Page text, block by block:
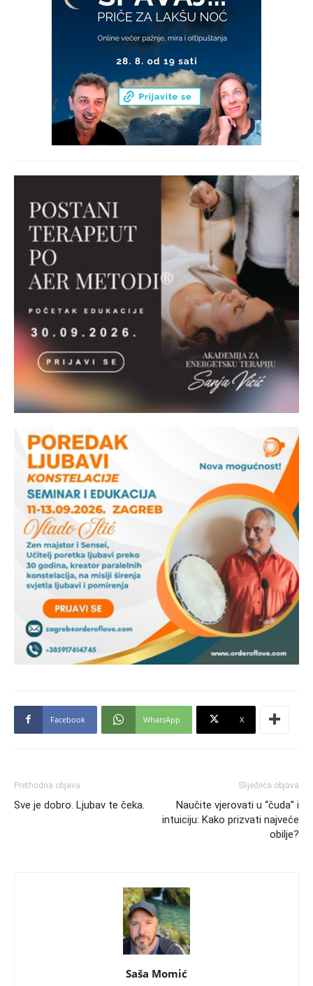
Facebook WhatsApp X
Prethodna objava
Sve je dobro. Ljubav te čeka.
Slijedeća objava
Naučite vjerovati u “čuda” i
intuiciju: Kako prizvati najveće
obilje?
Saša Momić